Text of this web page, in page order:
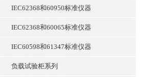
IEC62368和60950标准仪器
IEC62368和60065标准仪器
IEC60598和61347标准仪器
负载试验柜系列